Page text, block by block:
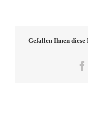
Gefallen Ihnen